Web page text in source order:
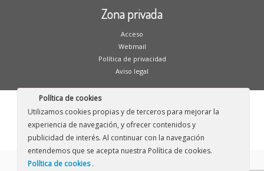
Zona privada
Acceso
Webmail
Política de privacidad
Aviso legal
·© 2026 CP Blas de Otero·Funciona con
Diseñado con elTema Customizr ·
Política de cookies
Utilizamos cookies propias y de terceros para mejorar la
experiencia de navegación, y ofrecer contenidos y
publicidad de interés. Al continuar con la navegación
entendemos que se acepta nuestra Política de cookies.
Política de cookies.